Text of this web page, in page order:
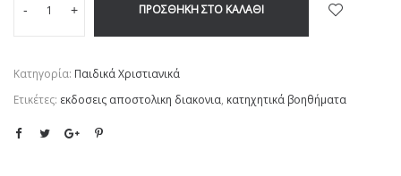
- + ΠΡΟΣΘΉΚΗ ΣΤΟ ΚΑΛΆΘΙ
Κατηγορία: Παιδικά Χριστιανικά
Ετικέτες: εκδοσεις αποστολικη διακονια, κατηχητικά βοηθήματα